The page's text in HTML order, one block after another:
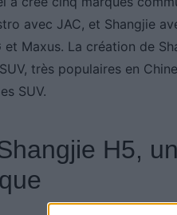
avec JAC, et Shangjie
et Maxus. La création de
très populaires en
SUV.
H5,